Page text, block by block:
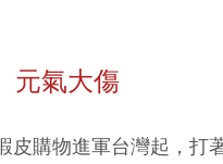
氣大傷
購物進軍台灣起，打